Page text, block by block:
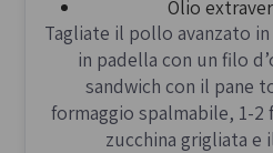
Olio
Tagliate il pollo avanzato
in padella con un filo
sandwich con il pane
formaggio spalmabile, 1-
zucchina grigliata